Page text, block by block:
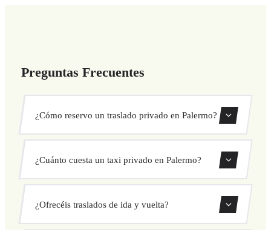
Preguntas Frecuentes
¿Cómo reservo un traslado privado en Palermo?
Usa nuestro formulario de reserva para buscar y confirmar
tu traslado al instante. Elige recogida y destino, selecciona
¿Cuánto cuesta un taxi privado en Palermo?
Nuestros traslados privados en Palermo tienen precio fijo
cerrado antes de salir. Sin cargos ocultos ni sorpresas.
¿Ofrecéis traslados de ida y vuelta?